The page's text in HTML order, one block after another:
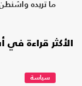
ما تريده
الأكثر قراءة في
سياسة